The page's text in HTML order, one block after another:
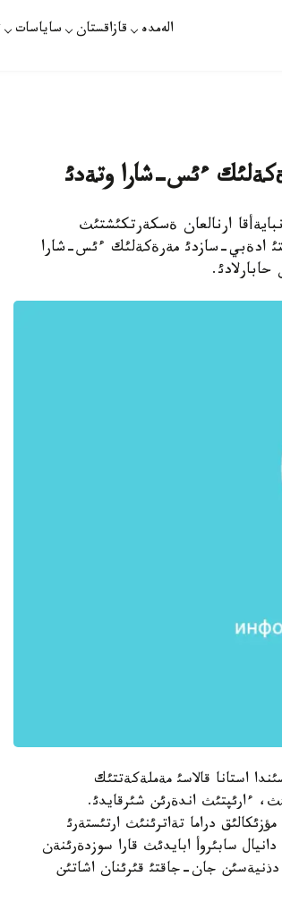
الەمدە قازاقستان ساياسات
ءئس-شارا وتةدئ
23 - تامئزدا اباي قذنانبايةأقا ارنالعان ةسكةرتكئشتئث
ادةبي-سازدئ مةرةكةلئك ءئس-شارا
استانا قالاسئ مةملةكةتتئك
ءارئپتئث اندةرئن شئرقايدئ.
دراما تةاترئنئث ارتئستةرئ
سابئروأ ابايدئث قارا سوزدةرئنةن
دذنيةسئن جان-جاقتئ قئرئنان اشاتئن